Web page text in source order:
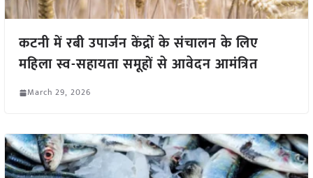
कटनी में रबी उपार्जन केंद्रों के संचालन के लिए
महिला स्व-सहायता समूहों से आवेदन आमंत्रित
March 29, 2026